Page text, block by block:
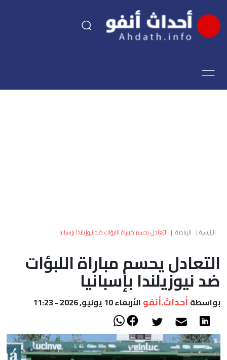
اقتصاد
العالم
أعمدة
الصحراء
الرئيسية| الرياضة | التعادل يحسم مباراة اللبؤات ضد نيوزيلندا بإسبانيا
التعادل يحسم مباراة اللبؤات
ضد نيوزيلندا بإسبانيا
بواسطة أحداث.أنفو الأربعاء 10 يونيو, 2026 - 11:23